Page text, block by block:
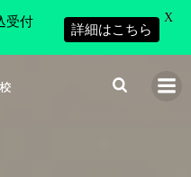
受付
詳細はこちら
X